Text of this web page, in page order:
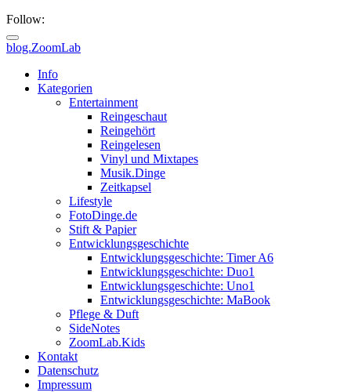
Follow:
blog.ZoomLab
ZoomLab
Info
Kategorien
Entertainment
Reingeschaut
Reingehört
Reingelesen
Vinyl und Mixtapes
Musik.Dinge
Zeitkapsel
Lifestyle
FotoDinge.de
Stift & Papier
Entwicklungsgeschichte
Entwicklungsgeschichte: Timer A6
Entwicklungsgeschichte: Duo1
Entwicklungsgeschichte: Uno1
Entwicklungsgeschichte: MaBook
Pflege & Duft
SideNotes
ZoomLab.Kids
Kontakt
Datenschutz
Impressum